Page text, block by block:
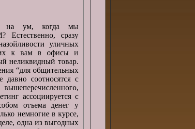
на ум, когда мы
сразу
уличных
к вам в офисы и
неликвидный товар.
“для общительных
соотносятся с
ассоциируется с
отъема денег у
немногие в курсе,
одна из выгодных